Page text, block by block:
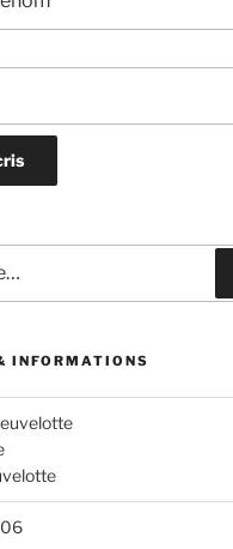
INFORMATIONS